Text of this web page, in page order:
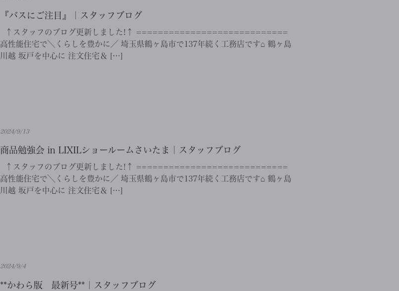
『バスにご注目』｜スタッフブログ
↑スタッフのブログ更新しました!↑ ============================
高性能住宅で＼くらしを豊かに／ 埼玉県鶴ヶ島市で137年続く工務店です⌂ 鶴ヶ島
川越 坂戸を中心に 注文住宅＆ […]
2024/9/13
商品勉強会 in LIXILショールームさいたま｜スタッフブログ
↑スタッフのブログ更新しました!↑ ============================
高性能住宅で＼くらしを豊かに／ 埼玉県鶴ヶ島市で137年続く工務店です⌂ 鶴ヶ島
川越 坂戸を中心に 注文住宅＆ […]
2024/9/4
**かわら版 最新号**｜スタッフブログ